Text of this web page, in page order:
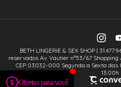
BETH LINGERIE & SEX SHOP |
reservados Av. Vautier n°53/67 Shopping
CEP 03032-000 Segunda a Sexta das
13:00h